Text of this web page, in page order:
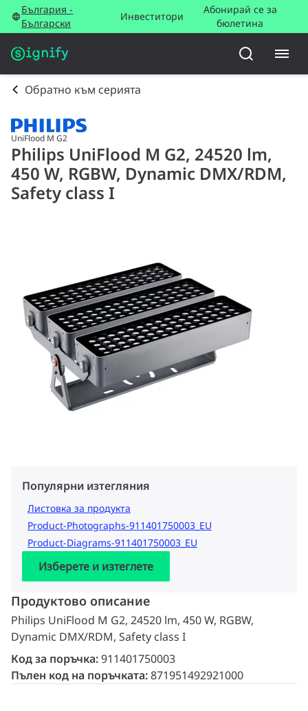
България -
Български
Инвеститори
Абонирай се за
бюлетина
Обратно към серията
UniFlood M G2
Philips UniFlood M G2, 24520 lm,
450 W, RGBW, Dynamic DMX/RDM,
Safety class I
Популярни изтегляния
Листовка за продукта
Product-Photographs-911401750003_EU
Product-Diagrams-911401750003_EU
Изберете и изтеглете
Продуктово описание
Philips UniFlood M G2, 24520 lm, 450 W, RGBW,
Dynamic DMX/RDM, Safety class I
Код за поръчка:911401750003
Пълен код на поръчката:871951492921000